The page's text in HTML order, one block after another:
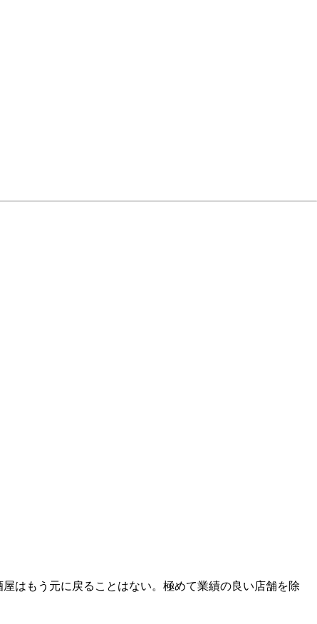
はもう元に戻ることはない。極めて業績の良い店舗を除